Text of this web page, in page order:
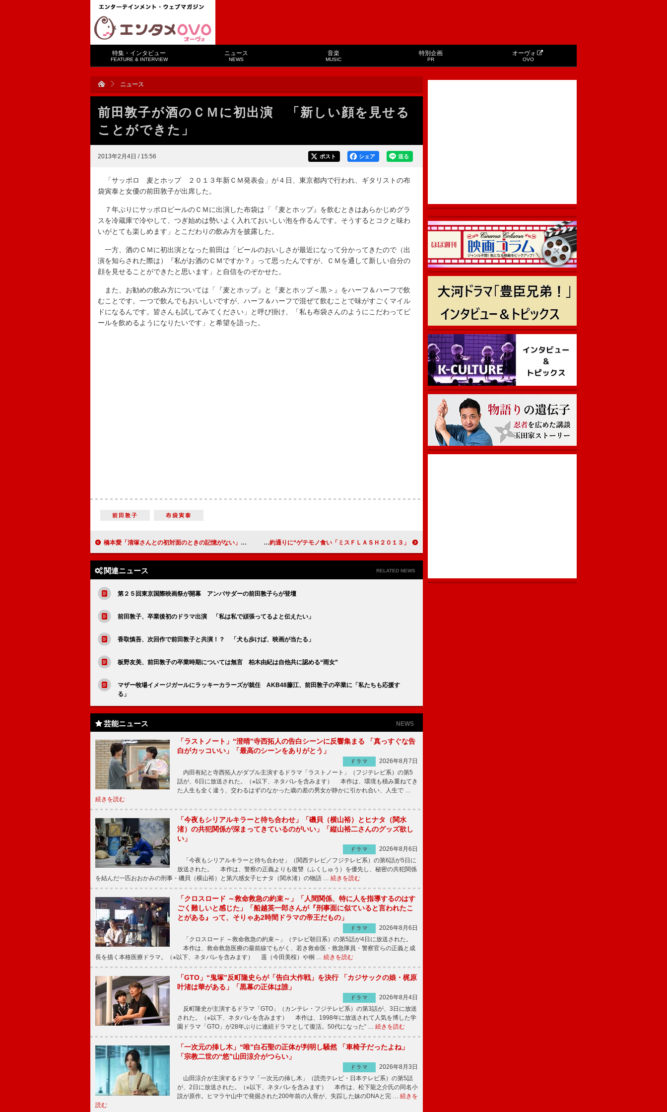
特集・インタビュー
FEATURE & INTERVIEW
ニュース
NEWS
音楽
MUSIC
特別企画
PR
オーヴォ
OVO
ニュース
前田敦子が酒のＣＭに初出演 「新しい顔を見せる
ことができた」
2013年2月4日 / 15:56 送る
シェア
ポスト
「サッポロ 麦とホップ ２０１３年新ＣＭ発表会」が４日、東京都内で行われ、ギタリストの布
袋寅泰と女優の前田敦子が出席した。
７年ぶりにサッポロビールのＣＭに出演した布袋は「『麦とホップ』を飲むときはあらかじめグラ
スを冷蔵庫で冷やして、つぎ始めは勢いよく入れておいしい泡を作るんです。そうするとコクと味わ
いがとても楽しめます」とこだわりの飲み方を披露した。
一方、酒のＣＭに初出演となった前田は「ビールのおいしさが最近になって分かってきたので（出
演を知らされた際は）『私がお酒のＣＭですか？』って思ったんですが、ＣＭを通して新しい自分の
顔を見せることができたと思います」と自信をのぞかせた。
また、お勧めの飲み方については「『麦とホップ』と『麦とホップ＜黒＞』をハーフ＆ハーフで飲
むことです。一つで飲んでもおいしいですが、ハーフ＆ハーフで混ぜて飲むことで味がすごくマイル
ドになるんです。皆さんも試してみてください」と呼び掛け、「私も布袋さんのようにこだわってビ
ールを飲めるようになりたいです」と希望を語った。
前田敦子 布袋寅泰
橋本愛「清塚さんとの初対面のときの記憶がない」 清塚からのラブコールをかわす 「ミスＦＬＡＳＨ２０１３」でビキニ姿を披露 池田裕子は、公約通りに“ゲテモノ食い！？”
関連ニュース RELATED NEWS
第２５回東京国際映画祭が開幕 アンバサダーの前田敦子らが登壇
前田敦子、卒業後初のドラマ出演 「私は私で頑張ってるよと伝えたい」
香取慎吾、次回作で前田敦子と共演！？ 「犬も歩けば、映画が当たる」
板野友美、前田敦子の卒業時期については無言 柏木由紀は自他共に認める“雨女”
マザー牧場イメージガールにラッキーカラーズが就任 AKB48藤江、前田敦子の卒業に「私たちも応援す
る」
芸能ニュース NEWS
「ラストノート」“澄晴”寺西拓人の告白シーンに反響集まる 「真っすぐな告
白がカッコいい」「最高のシーンをありがとう」
ドラマ
2026年8月7日
内田有紀と寺西拓人がダブル主演するドラマ「ラストノート」（フジテレビ系）の第5
話が、6日に放送された。（※以下、ネタバレを含みます） 本作は、環境も積み重ねてき
た人生も全く違う、交わるはずのなかった歳の差の男女が静かに引かれ合い、人生で …
続きを読む
「今夜もシリアルキラーと待ち合わせ」「磯貝（横山裕）とヒナタ（関水
渚）の共犯関係が深まってきているのがいい」「縦山裕二さんのグッズ欲し
い」
ドラマ
2026年8月6日
「今夜もシリアルキラーと待ち合わせ」（関西テレビ／フジテレビ系）の第6話が5日に
放送された。 本作は、警察の正義よりも復讐（ふくしゅう）を優先し、秘密の共犯関係
を結んだ一匹おおかみの刑事・磯貝（横山裕）と第六感女子ヒナタ（関水渚）の物語 … 続きを読む
「クロスロード ～救命救急の約束～」「人間関係、特に人を指導するのはす
ごく難しいと感じた」「船越英一郎さんが『刑事面に似ていると言われたこ
とがある』って、そりゃあ2時間ドラマの帝王だもの」
ドラマ
2026年8月6日
「クロスロード ～救命救急の約束～」（テレビ朝日系）の第5話が4日に放送された。
本作は、救命救急医療の最前線でもがく、若き救命医・救急隊員・警察官らの正義と成
長を描く本格医療ドラマ。（※以下、ネタバレを含みます） 遥（今田美桜）や桐 … 続きを読む
「GTO」“鬼塚”反町隆史らが「告白大作戦」を決行 「カジサックの娘・梶原
叶渚は華がある」「黒幕の正体は誰」
ドラマ
2026年8月4日
反町隆史が主演するドラマ「GTO」（カンテレ・フジテレビ系）の第3話が、3日に放送
された。（※以下、ネタバレを含みます） 本作は、1998年に放送されて人気を博した学
園ドラマ「GTO」が28年ぶりに連続ドラマとして復活。50代になった“ … 続きを読む
「一次元の挿し木」“唯”白石聖の正体が判明し騒然 「車椅子だったよね」
「宗教二世の“悠”山田涼介がつらい」
ドラマ
2026年8月3日
山田涼介が主演するドラマ「一次元の挿し木」（読売テレビ・日本テレビ系）の第5話
が、2日に放送された。（※以下、ネタバレを含みます） 本作は、松下龍之介氏の同名小
説が原作。ヒマラヤ山中で発掘された200年前の人骨が、失踪した妹のDNAと完 … 続きを
読む